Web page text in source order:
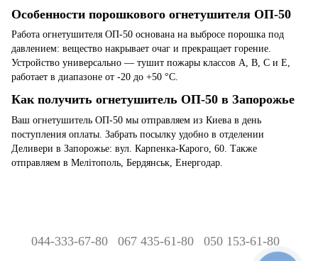
Особенности порошкового огнетушителя ОП-50
Работа огнетушителя ОП-50 основана на выбросе порошка под
давлением: вещество накрывает очаг и прекращает горение.
Устройство универсально — тушит пожары классов A, B, C и E,
работает в диапазоне от -20 до +50 °C.
Как получить огнетушитель ОП-50 в Запорожье
Ваш огнетушитель ОП-50 мы отправляем из Киева в день
поступления оплаты. Забрать посылку удобно в отделении
Деливери в Запорожье: вул. Карпенка-Карого, 60. Также
отправляем в Мелітополь, Бердянськ, Енергодар.
044-333-67-80 067 435-61-80 050 153-61-80